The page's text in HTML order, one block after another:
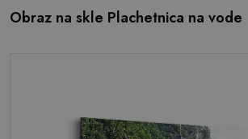
Obraz na skle Plachetnica na vode